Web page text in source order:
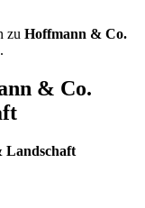
zu Hoffmann & Co.
.
& Co.
Landschaft